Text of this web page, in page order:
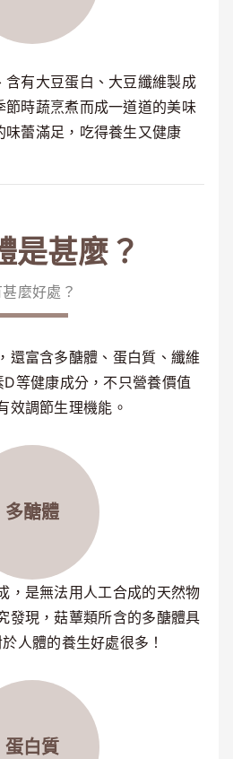
含有大豆蛋白、大豆纖維製成
節時蔬烹煮而成一道道的美味
蕾滿足，吃得養生又健康
是甚麼？
甚麼好處？
還富含多醣體、蛋白質、纖維
等健康成分，不只營養價值
效調節生理機能。
多醣體
，是無法用人工合成的天然物
發現，菇蕈類所含的多醣體具
人體的養生好處很多！
蛋白質